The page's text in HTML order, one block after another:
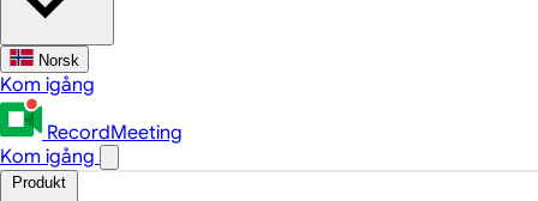
Norsk
Kom igång
RecordMeeting
Kom igång